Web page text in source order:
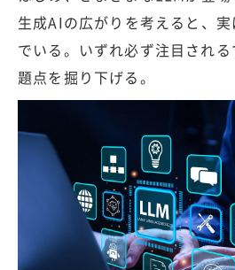
生成AIの広がりを考えると、
でいる。いずれ必ず注目され
題点を掘り下げる。